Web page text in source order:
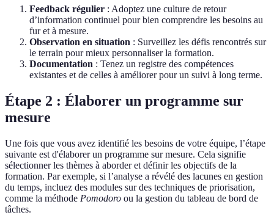
Feedback régulier : Adoptez une culture de retour
d’information continuel pour bien comprendre les besoins au
fur et à mesure.
Observation en situation : Surveillez les défis rencontrés sur
le terrain pour mieux personnaliser la formation.
Documentation : Tenez un registre des compétences
existantes et de celles à améliorer pour un suivi à long terme.
Étape 2 : Élaborer un programme sur
mesure
Une fois que vous avez identifié les besoins de votre équipe, l’étape
suivante est d'élaborer un programme sur mesure. Cela signifie
sélectionner les thèmes à aborder et définir les objectifs de la
formation. Par exemple, si l’analyse a révélé des lacunes en gestion
du temps, incluez des modules sur des techniques de priorisation,
comme la méthode Pomodoro ou la gestion du tableau de bord de
tâches.